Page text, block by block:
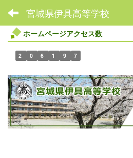
宮城県伊具高等学校
ホームページアクセス数
2 0 6 1 9 7